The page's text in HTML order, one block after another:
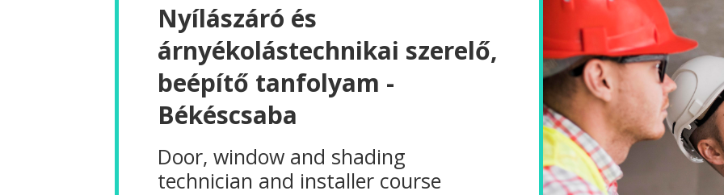
Nyílászáró és
árnyékolástechnikai szerelő,
beépítő tanfolyam -
Békéscsaba
Door, window and shading
technician and installer course